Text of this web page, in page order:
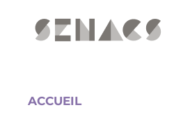
ACCUEILCoordination